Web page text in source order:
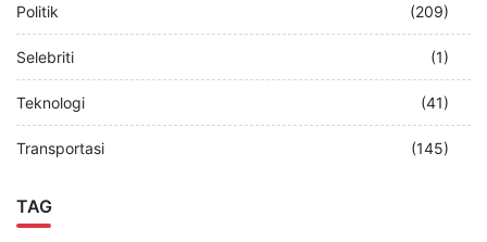
Politik (209)
Selebriti (1)
Teknologi (41)
Transportasi (145)
TAG